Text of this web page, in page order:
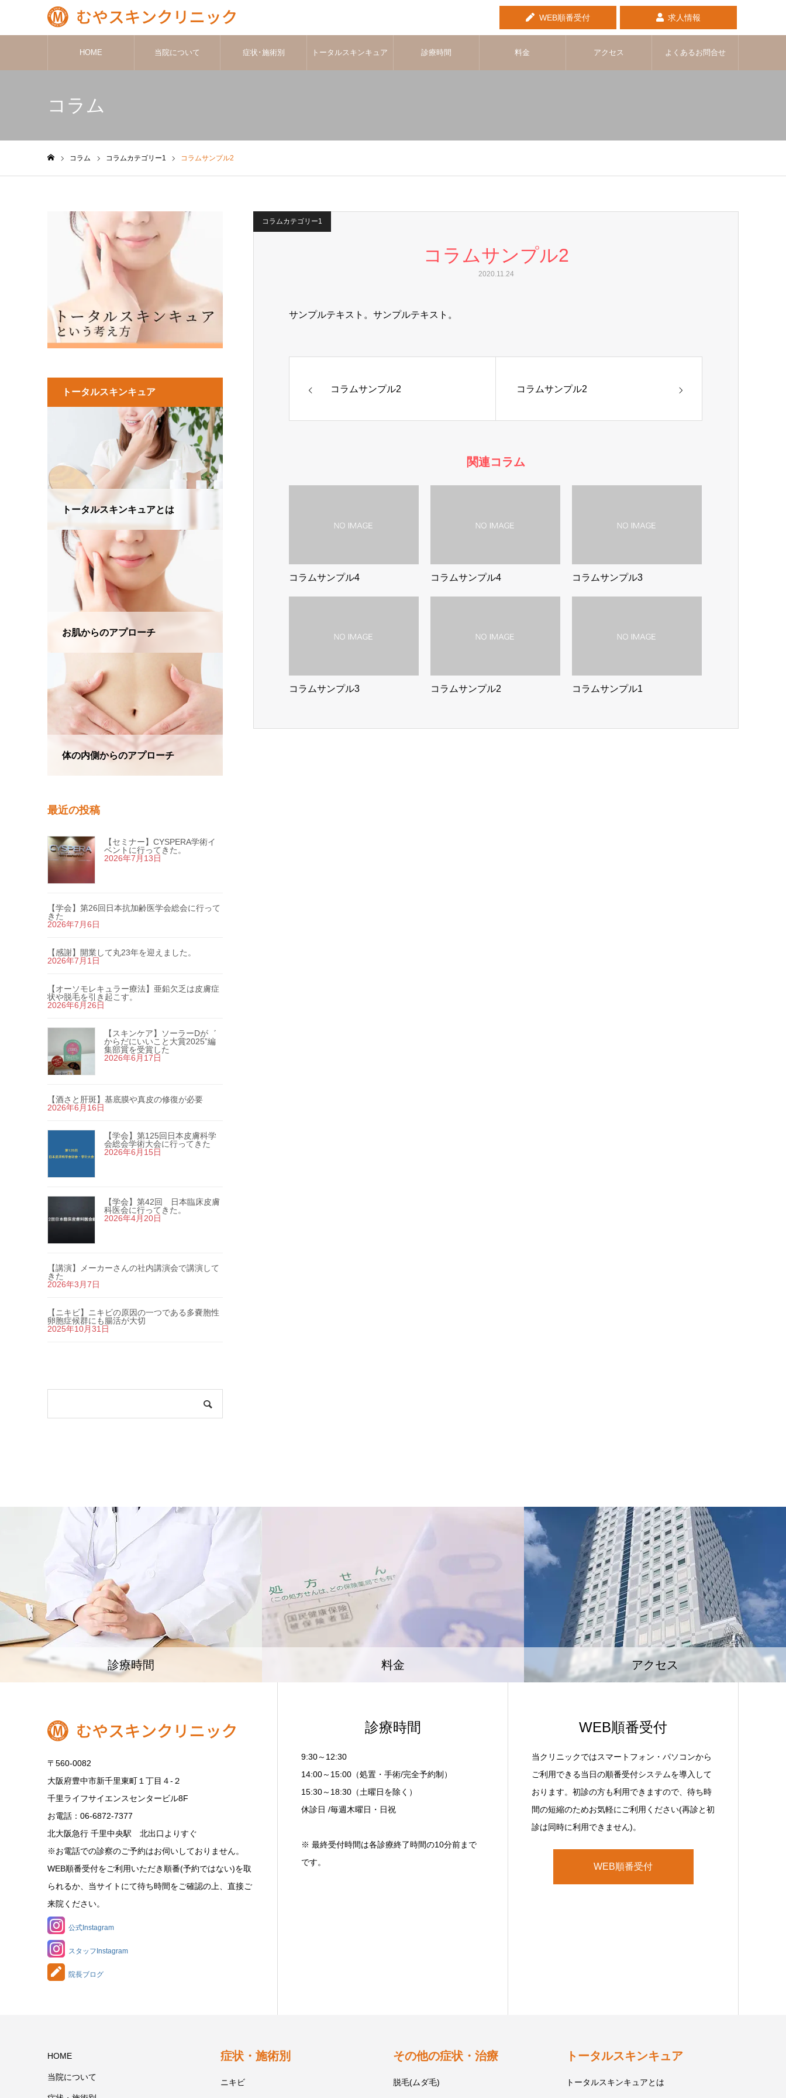
WEB順番受付 求人情報
HOME 当院について 症状･施術別 トータルスキンキュア 診療時間 料金 アクセス よくあるお問合せ
コラム
コラム コラムカテゴリー1 コラムサンプル2
コラムカテゴリー1
コラムサンプル2
2020.11.24
サンプルテキスト。サンプルテキスト。
コラムサンプル2 コラムサンプル2
関連コラム
コラムサンプル4 コラムサンプル4 コラムサンプル3
コラムサンプル3 コラムサンプル2 コラムサンプル1
トータルスキンキュア
トータルスキンキュアとは
お肌からのアプローチ
体の内側からのアプローチ
最近の投稿
【セミナー】CYSPERA学術イ
ベントに行ってきた。
2026年7月13日
【学会】第26回日本抗加齢医学会総会に行って
きた
2026年7月6日
【感謝】開業して丸23年を迎えました。
2026年7月1日
【オーソモレキュラー療法】亜鉛欠乏は皮膚症
状や脱毛を引き起こす。
2026年6月26日
【スキンケア】ソーラーDが゛
からだにいいこと大賞2025”編
集部賞を受賞した
2026年6月17日
【酒さと肝斑】基底膜や真皮の修復が必要
2026年6月16日
【学会】第125回日本皮膚科学
会総会学術大会に行ってきた
2026年6月15日
【学会】第42回 日本臨床皮膚
科医会に行ってきた。
2026年4月20日
【講演】メーカーさんの社内講演会で講演して
きた
2026年3月7日
【ニキビ】ニキビの原因の一つである多嚢胞性
卵胞症候群にも腸活が大切
2025年10月31日
診療時間 料金 アクセス
〒560-0082
大阪府豊中市新千里東町１丁目４‐２
千里ライフサイエンスセンタービル8F
お電話：06-6872-7377
北大阪急行 千里中央駅 北出口よりすぐ
※お電話での診察のご予約はお伺いしておりません。
WEB順番受付をご利用いただき順番(予約ではない)を取
られるか、当サイトにて待ち時間をご確認の上、直接ご
来院ください。
公式Instagram
スタッフInstagram
院長ブログ
診療時間
9:30～12:30
14:00～15:00（処置・手術/完全予約制）
15:30～18:30（土曜日を除く）
休診日 /毎週木曜日・日祝
※ 最終受付時間は各診療終了時間の10分前まで
です。
WEB順番受付
当クリニックではスマートフォン・パソコンから
ご利用できる当日の順番受付システムを導入して
おります。初診の方も利用できますので、待ち時
間の短縮のためお気軽にご利用ください(再診と初
診は同時に利用できません)。
WEB順番受付
HOME
当院について
症状・施術別
ニキビ
その他の症状・治療
脱毛(ムダ毛)
トータルスキンキュア
トータルスキンキュアとは